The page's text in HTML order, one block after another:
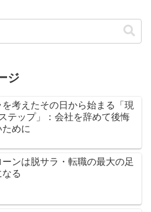
ジ
を考えたその日から始まる「現
テップ」：会社を辞めて後悔
ために
ーンは脱サラ・転職の最大の足
る